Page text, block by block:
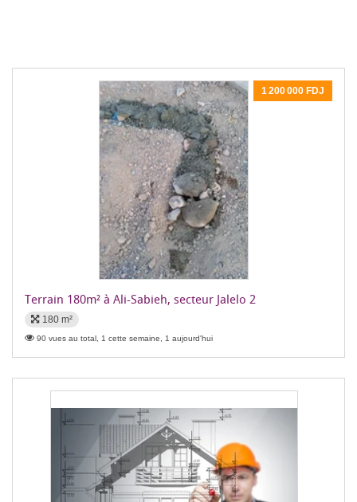
1 200 000 FDJ
Terrain 180m² à Ali-Sabieh, secteur Jalelo 2
180 m²
90 vues au total, 1 cette semaine, 1 aujourd'hui